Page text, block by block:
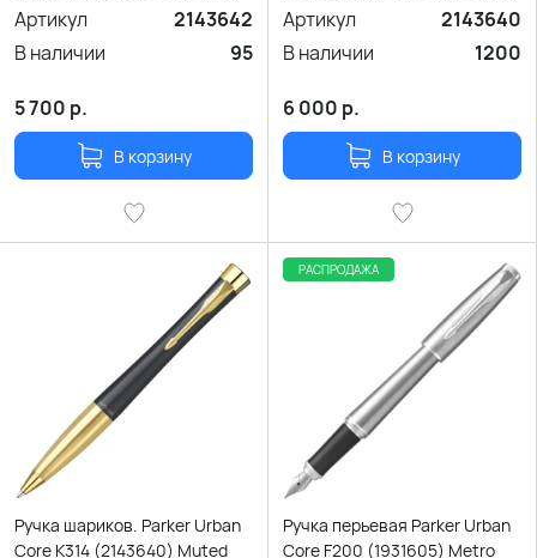
чернила; подар.кор.
Артикул
2143642
В наличии
95
5 700 р.
В корзину
подар.кор.
Артикул
2143640
В наличии
1200
6 000 р.
В корзину
Ручка шариков. Parker Urban
Core K314 (2143640) Muted
РАСПРОДАЖА
Ручка перьевая Parker Urban
Core F200 (1931605) Metro